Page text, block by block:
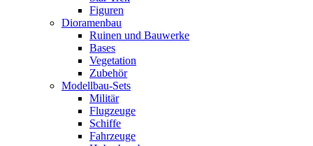
Figuren
Dioramenbau
Ruinen und Bauwerke
Bases
Vegetation
Zubehör
Modellbau-Sets
Militär
Flugzeuge
Schiffe
Fahrzeuge